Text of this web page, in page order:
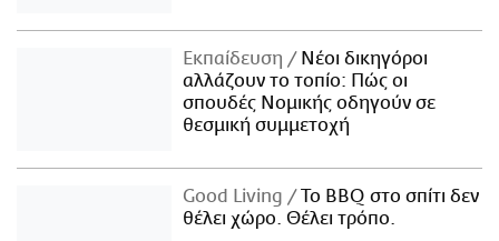
Εκπαίδευση
Νέοι δικηγόροι
αλλάζουν το τοπίο: Πώς οι
σπουδές Νομικής οδηγούν σε
θεσμική συμμετοχή
Good Living
Το BBQ στο σπίτι δεν
θέλει χώρο. Θέλει τρόπο.